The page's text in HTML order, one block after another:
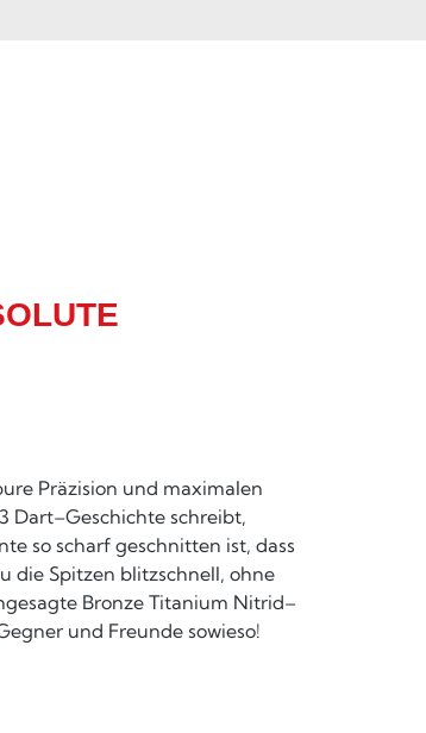
Präzision und maximalen
Dart–Geschichte schreibt,
so scharf geschnitten ist, dass
die Spitzen blitzschnell, ohne
Bronze Titanium Nitrid–
und Freunde sowieso!